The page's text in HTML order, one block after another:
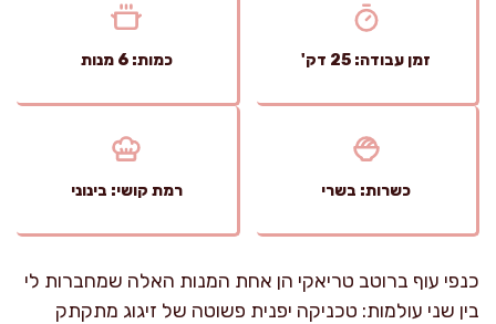
זמן עבודה: 25 דק' כמות: 6 מנות
כשרות: בשרי רמת קושי: בינוני
כנפי עוף ברוטב טריאקי הן אחת המנות האלה שמחברות לי
בין שני עולמות: טכניקה יפנית פשוטה של זיגוג מתקתק